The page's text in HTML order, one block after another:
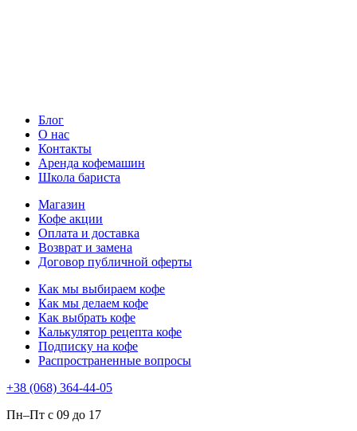
Блог
О нас
Контакты
Аренда кофемашин
Школа бариста
Магазин
Кофе акции
Оплата и доставка
Возврат и замена
Договор публичной оферты
Как мы выбираем кофе
Как мы делаем кофе
Как выбрать кофе
Калькулятор рецепта кофе
Подписку на кофе
Распространенные вопросы
+38 (068) 364-44-05
Пн–Пт с 09 до 17